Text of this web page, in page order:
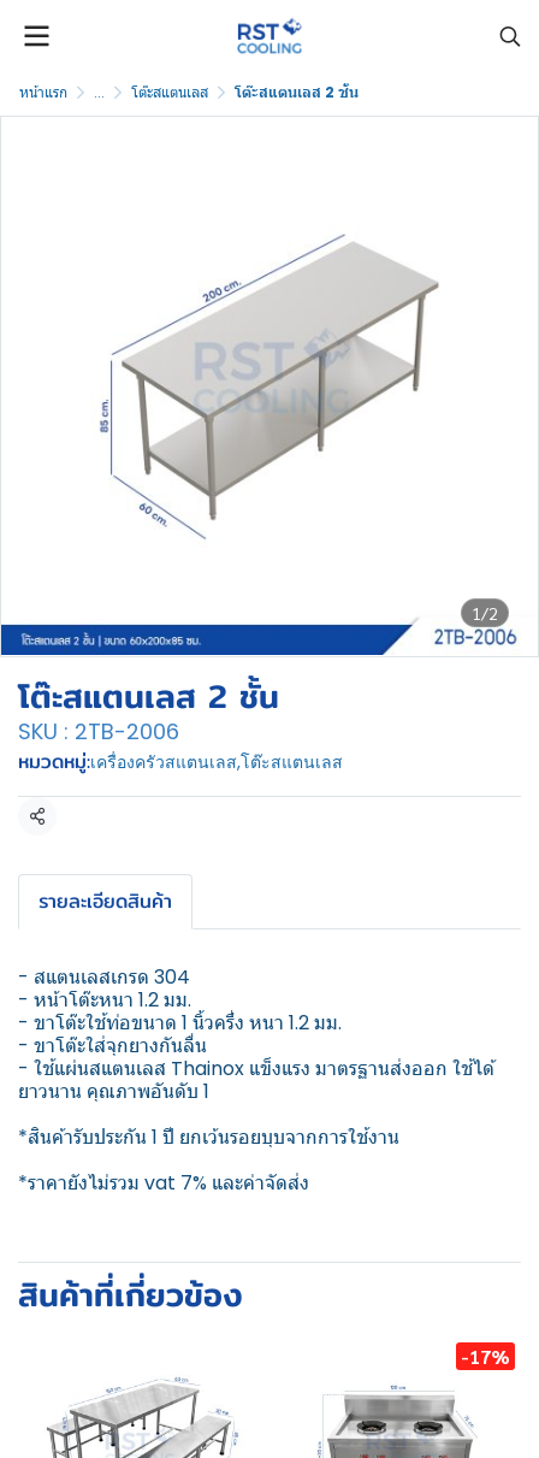
หน้าแรก ... โต๊ะสแตนเลส โต๊ะสแตนเลส 2 ชั้น
1/2
โต๊ะสแตนเลส 2 ชั้น
SKU : 2TB-2006
หมวดหมู่:เครื่องครัวสแตนเลส,โต๊ะสแตนเลส
แชร์
รายละเอียดสินค้า
- สแตนเลสเกรด 304
- หน้าโต๊ะหนา 1.2 มม.
- ขาโต๊ะใช้ท่อขนาด 1 นิ้วครึ่ง หนา 1.2 มม.
- ขาโต๊ะใส่จุกยางกันลื่น
- ใช้แผ่นสแตนเลส Thainox แข็งแรง มาตรฐานส่งออก ใช้ได้
ยาวนาน คุณภาพอันดับ 1
*สินค้ารับประกัน 1 ปี ยกเว้นรอยบุบจากการใช้งาน
*ราคายังไม่รวม vat 7% และค่าจัดส่ง
สินค้าที่เกี่ยวข้อง
-17%